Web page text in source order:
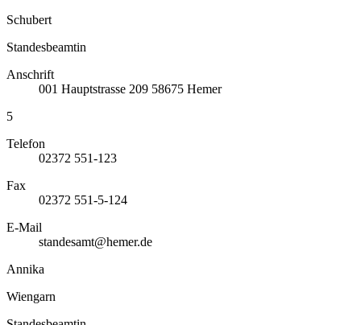
Schubert
Standesbeamtin
Anschrift
001 Hauptstrasse 209 58675 Hemer
5
Telefon
02372 551-123
Fax
02372 551-5-124
E-Mail
standesamt@hemer.de
Annika
Wiengarn